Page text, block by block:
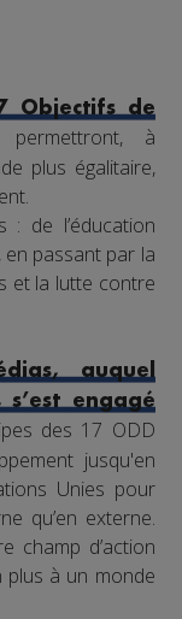
Objectifs de
à
plus égalitaire,
: de l’éducation
passant par la
et la lutte contre
auquel
engagé
des 17 ODD
jusqu'en
Unies pour
qu’en externe.
champ d’action
plus à un monde